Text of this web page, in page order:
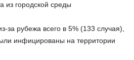
из городской среды
за рубежа всего в 5% (133 случая),
инфицированы на территории